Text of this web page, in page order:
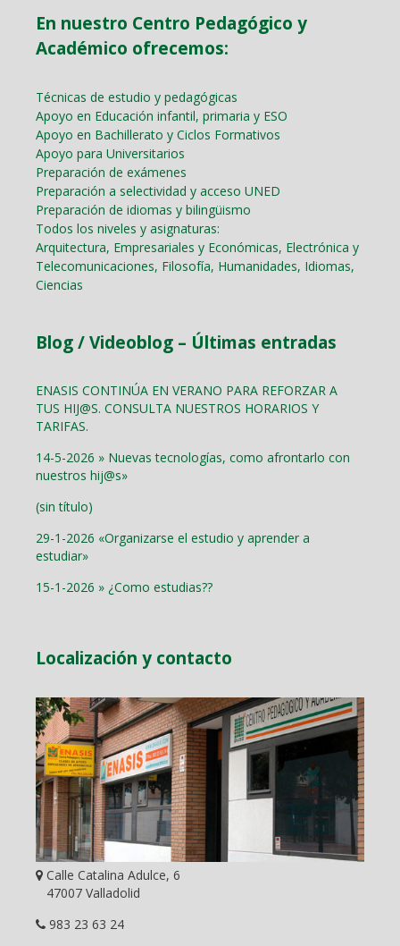
En nuestro Centro Pedagógico y
Académico ofrecemos:
Técnicas de estudio y pedagógicas
Apoyo en Educación infantil, primaria y ESO
Apoyo en Bachillerato y Ciclos Formativos
Apoyo para Universitarios
Preparación de exámenes
Preparación a selectividad y acceso UNED
Preparación de idiomas y bilingüismo
Todos los niveles y asignaturas:
Arquitectura, Empresariales y Económicas, Electrónica y
Telecomunicaciones, Filosofía, Humanidades, Idiomas,
Ciencias
Blog / Videoblog – Últimas entradas
ENASIS CONTINÚA EN VERANO PARA REFORZAR A
TUS HIJ@S. CONSULTA NUESTROS HORARIOS Y
TARIFAS.
14-5-2026 » Nuevas tecnologías, como afrontarlo con
nuestros hij@s»
(sin título)
29-1-2026 «Organizarse el estudio y aprender a
estudiar»
15-1-2026 » ¿Como estudias??
Localización y contacto
Calle Catalina Adulce, 6
47007 Valladolid
983 23 63 24